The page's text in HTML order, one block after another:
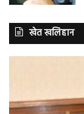
खेत खलिहान